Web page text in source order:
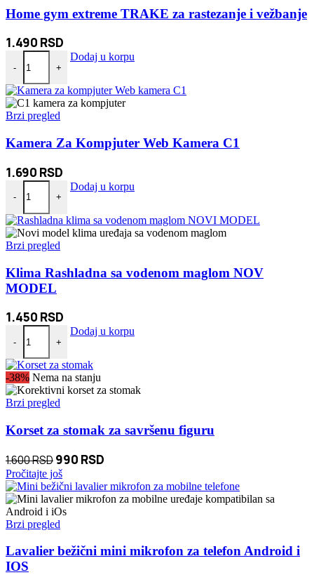
Home gym extreme TRAKE za rastezanje i vežbanje
1.490 RSD
-
Home gym extreme TRAKE za rastezanje i vežbanje količina
+
Dodaj u korpu
Brzi pregled
Kamera Za Kompjuter Web Kamera C1
1.690 RSD
-
Kamera Za Kompjuter Web Kamera C1 količina
+
Dodaj u korpu
Brzi pregled
Klima Rashladna sa vodenom maglom NOV
MODEL
1.450 RSD
-
Klima Rashladna sa vodenom maglom NOV MODEL količina
+
Dodaj u korpu
-38% Nema na stanju
Brzi pregled
Korset za stomak za savršenu figuru
1.600RSDOriginalna
cena
je
bila:
1.600 RSD.
990 RSD
je:
990 RSD.
Pročitajte još
Brzi pregled
Lavalier bežični mini mikrofon za telefon Android i
IOS